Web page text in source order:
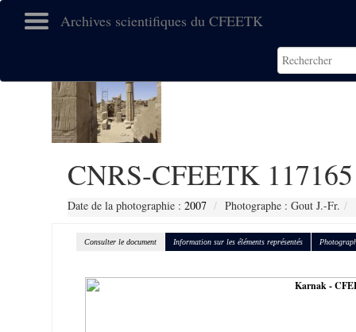
Archives scientifiques du CFEETK
CNRS-CFEETK 117165
Date de la photographie : 2007 Photographe : Gout J.-Fr.
Consulter le document Information sur les éléments représentés